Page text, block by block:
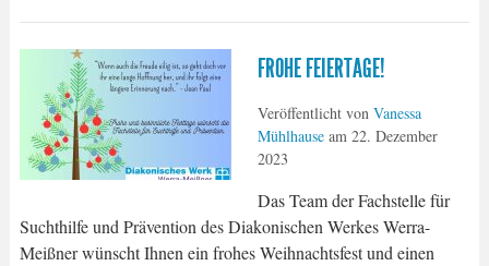
FROHE FEIERTAGE!
Veröffentlicht von Vanessa
Mühlhauseam 22. Dezember
2023
Das Team der Fachstelle für
Suchthilfe und Prävention des Diakonischen Werkes Werra-
Meißner wünscht Ihnen ein frohes Weihnachtsfest und einen